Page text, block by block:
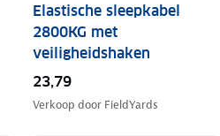
Elastische sleepkabel
2800KG met
veiligheidshaken
23,79
Verkoop door FieldYards